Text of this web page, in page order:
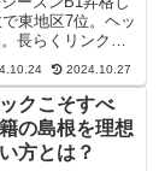
東地区7位。ヘッ
長らくリンク栃
してきた名将
みの橋本竜馬、
センチのカイソ
2024.10.27
クこそすべ
の島根を理想
方とは？